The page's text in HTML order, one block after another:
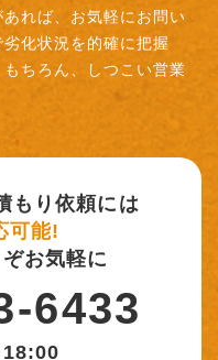
れば、お気軽にお問い
化状況を的確に把握
ちろん、しつこい営業
もり依頼には
可能!
お気軽に
6433